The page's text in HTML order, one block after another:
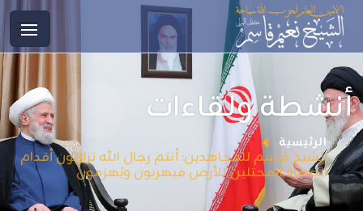
أنشطة ولقاءات
الرئيسية
الشيخ قاسم للمجاهدين: أنتم رجال الله تزلزلون أقدام
الطغاة المحتلين للأرض فيهربون ويُهزمون